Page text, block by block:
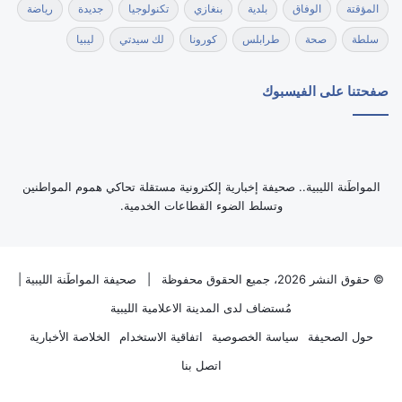
المؤقتة الوفاق بلدية بنغازي تكنولوجيا جديدة رياضة
سلطة صحة طرابلس كورونا لك سيدتي ليبيا
صفحتنا على الفيسبوك
‏المواطَنة الليبية.. صحيفة إخبارية إلكترونية مستقلة تحاكي هموم المواطنين
وتسلط الضوء القطاعات الخدمية.
© حقوق النشر 2026، جميع الحقوق محفوظة | صحيفة المواطَنة الليبية
مُستضاف لدى المدينة الاعلامية الليبية
حول الصحيفة
سياسة الخصوصية اتفاقية الاستخدام
الخلاصة الأخبارية
اتصل بنا